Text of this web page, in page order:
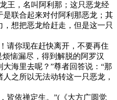
王，名叫阿利那；这只恶龙经
联合起来对付阿利那恶龙；其
想把恶龙给赶走，但是这一只
请你现在赶快离开，不要再住
恼漏尽，得到解脱的阿罗汉
海里去呢？”尊者回答说：“那
之所以无法动转这一只恶龙，
皆依禅定生。”(《大方广圆觉